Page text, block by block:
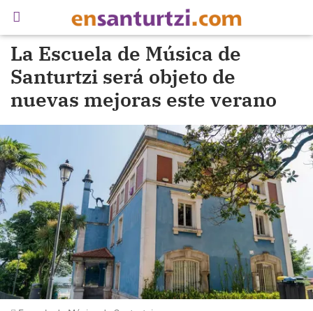
La Escuela de Música de
Santurtzi será objeto de
nuevas mejoras este verano